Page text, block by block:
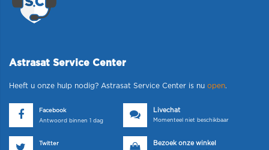
Astrasat Service Center
Heeft u onze hulp nodig? Astrasat Service Center is nu open.
Facebook
Antwoord binnen 1 dag
Livechat
Momenteel niet beschikbaar
Twitter
Bezoek onze winkel